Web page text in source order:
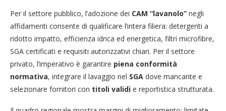
Per il settore pubblico, l’adozione dei CAM “lavanolo” negli
affidamenti consente di qualificare l’intera filiera: detergenti a
ridotto impatto, efficienza idrica ed energetica, filtri microfibre,
SGA certificati e requisiti autorizzativi chiari. Per il settore
privato, l’imperativo è garantire piena conformità
normativa, integrare il lavaggio nel SGA dove mancante e
selezionare fornitori con titoli validi e reportistica strutturata.